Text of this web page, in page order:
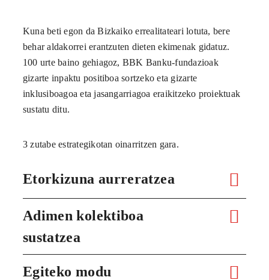
Kuna beti egon da Bizkaiko errealitateari lotuta, bere
behar aldakorrei erantzuten dieten ekimenak gidatuz.
100 urte baino gehiagoz, BBK Banku-fundazioak
gizarte inpaktu positiboa sortzeko eta gizarte
inklusiboagoa eta jasangarriagoa eraikitzeko proiektuak
sustatu ditu.
3 zutabe estrategikotan oinarritzen gara.
Etorkizuna aurreratzea
Adimen kolektiboa
sustatzea
Egiteko modu